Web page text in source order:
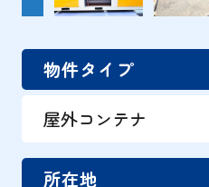
物件タイプ
屋外コンテナ
所在地